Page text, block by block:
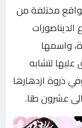
مختلفة من
واسمها
عليها لتشابه
ذروة ازدهارها
عشرون طنا.